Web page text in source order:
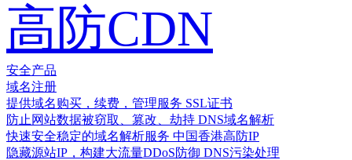
高防CDN
安全产品
域名注册
提供域名购买，续费，管理服务 SSL证书
防止网站数据被窃取、篡改、劫持 DNS域名解析
快速安全稳定的域名解析服务 中国香港高防IP
隐藏源站IP，构建大流量DDoS防御 DNS污染处理